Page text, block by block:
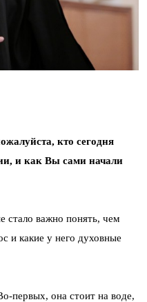
кто сегодня
и как Вы сами начали
стало важно понять, чем
и какие у него духовные
первых, она стоит на воде,